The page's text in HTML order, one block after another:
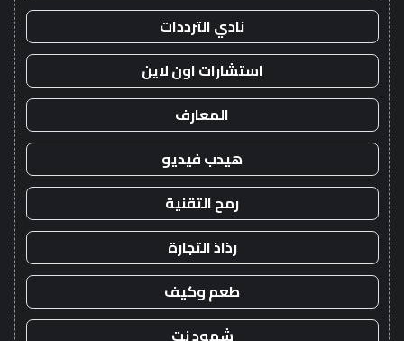
نادي الترددات
استشارات اون لاين
المعارف
هيدب فيديو
رمح التقنية
رذاذ التجارة
طعم وكيف